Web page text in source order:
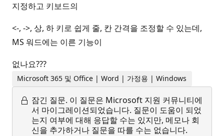
지정하고 키보드의
<-, ->, 상, 하 키로 쉽게 줄, 칸 간격을 조정할 수 있는데,
MS 워드에는 이른 기능이
없나요???
Microsoft 365 및 Office | Word | 가정용 | Windows
잠긴 질문. 이 질문은 Microsoft 지원 커뮤니티에
서 마이그레이션되었습니다. 질문이 도움이 되었
는지 여부에 대해 응답할 수는 있지만, 메모나 회
신을 추가하거나 질문을 따를 수는 없습니다.